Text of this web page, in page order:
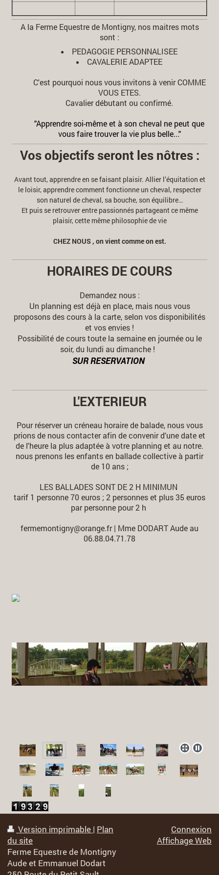
A la Ferme Equestre de Montigny, nos maitres mots
sont :
PEDAGOGIE PERSONNALISEE
CAVALERIE ADAPTEE
C'est pourquoi nous vous invitons à venir COMME
VOUS ETES.
Cavalier débutant ou confirmé.
"Apprendre soi-même et à son cheval ne peut que
vous faire trouver la vie plus belle..."
Vos objectifs seront les nôtres :
Avant tout, apprendre en se faisant plaisir. Allier l’équitation et
le loisir, apprendre comment fonctionne un cheval, respecter
son naturel de cheval, sa bouche, son équilibre…
Et puis se retrouver entre passionnés partageant ce même
plaisir, cette même philosophie de vie
CHEZ NOUS , on vient comme on est.
HORAIRES DE COURS
Demandez nous :
Un planning est déjà en place, mais nous vous
proposons des cours à la carte, selon vos disponibilités
et vos envies !
Possibilité de cours toute la semaine en journée ou le
soir, du lundi au dimanche !
SUR RESERVATION
L'EXTERIEUR
Pour réserver un créneau horaire de balade, nous vous
prions de nous contacter afin de convenir d'une date et
de l'heure la plus adaptée à votre planning et au notre.
nous prenons les enfants en ballade collective à partir
de 10 ans ;
LES BALLADES SONT DE 2 H MINIMUN
tarif 1 personne 70 euros ; 2 personnes et plus 35 euros
par personne pour 2 h
fermemontigny@orange.fr | Mme DODART Aude au
06.88.04.71.78
Version imprimable | Plan
du site
Ferme Equestre de Montigny
Aude et Emmanuel Dodart
Connexion
Affichage Web